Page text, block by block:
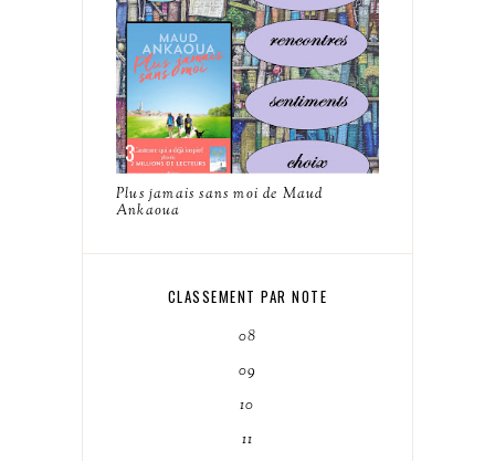
Plus jamais sans moi de Maud
Ankaoua
CLASSEMENT PAR NOTE
08
09
10
11